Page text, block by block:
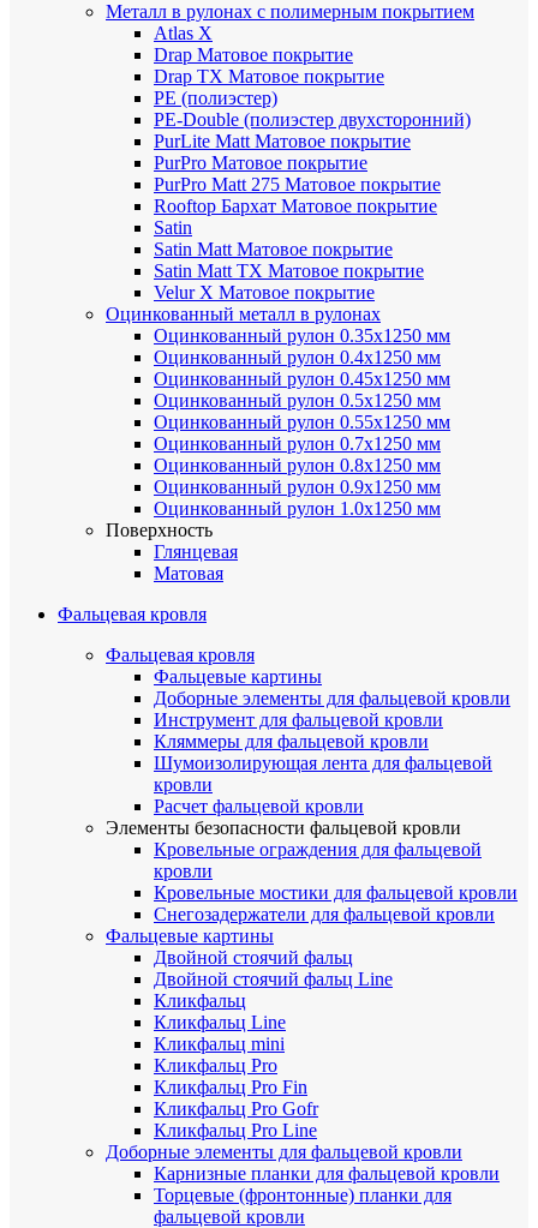
Металл в рулонах с полимерным покрытием
Atlas X
Drap Матовое покрытие
Drap TX Матовое покрытие
PE (полиэстер)
PE-Double (полиэстер двухсторонний)
PurLite Мatt Матовое покрытие
PurPro Матовое покрытие
PurPro Matt 275 Матовое покрытие
Rooftop Бархат Матовое покрытие
Satin
Satin Мatt Матовое покрытие
Satin Matt TX Матовое покрытие
Velur X Матовое покрытие
Оцинкованный металл в рулонах
Оцинкованный рулон 0.35х1250 мм
Оцинкованный рулон 0.4х1250 мм
Оцинкованный рулон 0.45х1250 мм
Оцинкованный рулон 0.5х1250 мм
Оцинкованный рулон 0.55х1250 мм
Оцинкованный рулон 0.7х1250 мм
Оцинкованный рулон 0.8х1250 мм
Оцинкованный рулон 0.9х1250 мм
Оцинкованный рулон 1.0х1250 мм
Поверхность
Глянцевая
Матовая
Фальцевая кровля
Фальцевая кровля
Фальцевые картины
Доборные элементы для фальцевой кровли
Инструмент для фальцевой кровли
Кляммеры для фальцевой кровли
Шумоизолирующая лента для фальцевой
кровли
Расчет фальцевой кровли
Элементы безопасности фальцевой кровли
Кровельные ограждения для фальцевой
кровли
Кровельные мостики для фальцевой кровли
Снегозадержатели для фальцевой кровли
Фальцевые картины
Двойной стоячий фальц
Двойной стоячий фальц Line
Кликфальц
Кликфальц Line
Кликфальц mini
Кликфальц Pro
Кликфальц Pro Fin
Кликфальц Pro Gofr
Кликфальц Pro Line
Доборные элементы для фальцевой кровли
Карнизные планки для фальцевой кровли
Торцевые (фронтонные) планки для
фальцевой кровли